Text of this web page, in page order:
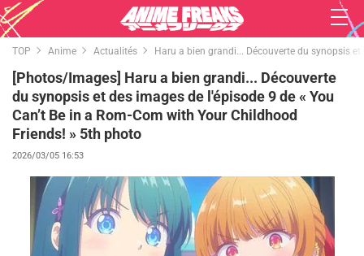
TOP Anime Actualités Haru a bien grandi... Découverte du synopsis
[Photos/Images] Haru a bien grandi... Découverte
du synopsis et des images de l'épisode 9 de « You
Can’t Be in a Rom-Com with Your Childhood
Friends! » 5th photo
2026/03/05 16:53